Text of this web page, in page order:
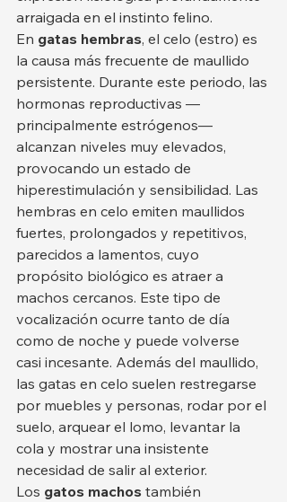
arraigada en el instinto felino.
En gatas hembras, el celo (estro) es
la causa más frecuente de maullido
persistente. Durante este periodo, las
hormonas reproductivas —
principalmente estrógenos—
alcanzan niveles muy elevados,
provocando un estado de
hiperestimulación y sensibilidad. Las
hembras en celo emiten maullidos
fuertes, prolongados y repetitivos,
parecidos a lamentos, cuyo
propósito biológico es atraer a
machos cercanos. Este tipo de
vocalización ocurre tanto de día
como de noche y puede volverse
casi incesante. Además del maullido,
las gatas en celo suelen restregarse
por muebles y personas, rodar por el
suelo, arquear el lomo, levantar la
cola y mostrar una insistente
necesidad de salir al exterior.
Los gatos machos también